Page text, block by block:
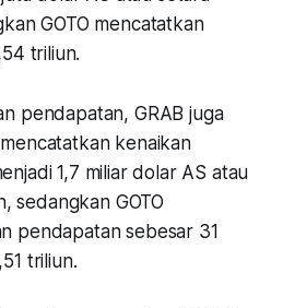
GOTO mencatatkan
triliun.
pendapatan, GRAB juga
kenaikan
1,7 miliar dolar AS atau
sedangkan GOTO
pendapatan sebesar 31
triliun.